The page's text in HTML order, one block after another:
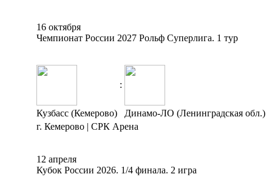
16 октября
Чемпионат России 2027 Рольф Суперлига. 1 тур
:
Кузбасс (Кемерово)
Динамо-ЛО (Ленинградская обл.)
г. Кемерово | СРК Арена
12 апреля
Кубок России 2026. 1/4 финала. 2 игра